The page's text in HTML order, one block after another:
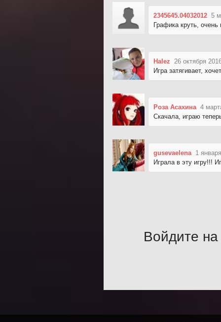
2345645.04032012 5
Графика круть,
Halez
26 октября
Игра затягивает,
Роза Асахина 4
Скачала, играю
gusevaelena 1
Играла в эту игру!!!
Войдите на